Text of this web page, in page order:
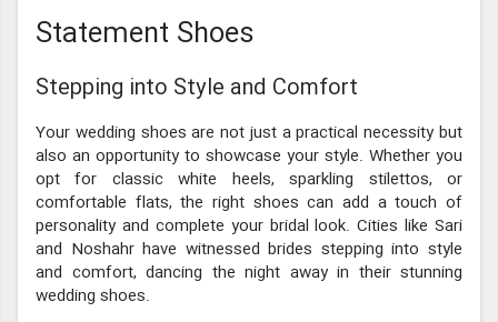
Statement Shoes
Stepping into Style and Comfort
Your wedding shoes are not just a practical necessity but
also an opportunity to showcase your style. Whether you
opt for classic white heels, sparkling stilettos, or
comfortable flats, the right shoes can add a touch of
personality and complete your bridal look. Cities like Sari
and Noshahr have witnessed brides stepping into style
and comfort, dancing the night away in their stunning
wedding shoes.